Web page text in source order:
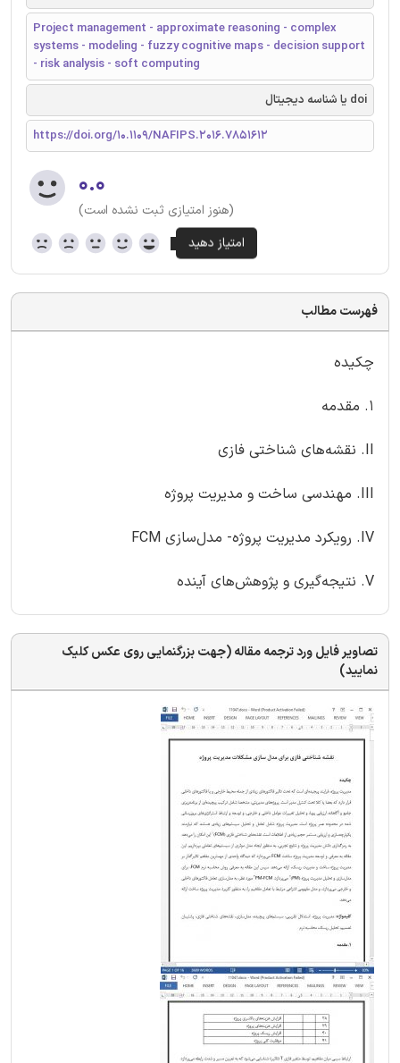
Project management - approximate reasoning - complex
systems - modeling - fuzzy cognitive maps - decision support
- risk analysis - soft computing
doi یا شناسه دیجیتال
https://doi.org/10.1109/NAFIPS.2016.7851612
۰.۰
(هنوز امتیازی ثبت نشده است)
فهرست مطالب
چکیده
1. مقدمه
II. نقشه‌های شناختی فازی
III. مهندسی ساخت و مدیریت پروژه
IV. رویکرد مدیریت پروژه- مدل‌سازی FCM
V. نتیجه‌گیری و پژوهش‌های آینده
تصاویر فایل ورد ترجمه مقاله (جهت بزرگنمایی روی عکس کلیک
نمایید)